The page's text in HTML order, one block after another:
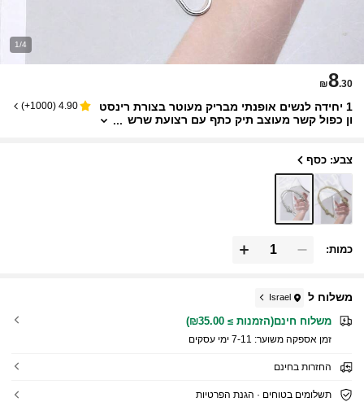
1/4
₪8.30
1 יחידה לנשים אופנתי מבריק מעוטר בצורת רינסט
ון כפול קשר מעוצב תיק כתף עם רצועת שרש
4.90
(
1000+
)
צבע: כסף
כמות:
משלוח ל Israel
משלוח חינם(הזמנות ≥ ₪35.00)
זמן אספקה ​​משוער: 7-11 ימי עסקים
החזרות בחינם
תשלומים בטוחים · הגנת הפרטיות